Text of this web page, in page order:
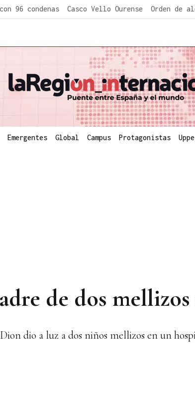
96 condenas Casco Vello Ourense Orden de
Emergentes Global Campus Protagonistas
de dos mellizos
dio a luz a dos niños mellizos en un